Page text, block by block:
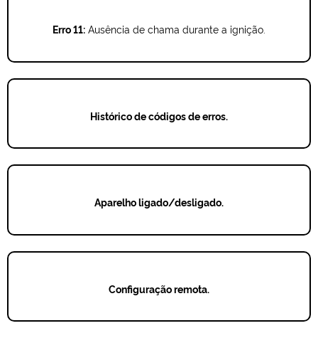
Erro 11: Ausência de chama durante a ignição.
Histórico de códigos de erros.
Aparelho ligado/desligado.
Configuração remota.